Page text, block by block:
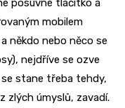
posuvné tlačítko a
mobilem
někdo nebo něco se
nejdříve se ozve
stane třeba tehdy,
zlých úmyslů, zavadí.